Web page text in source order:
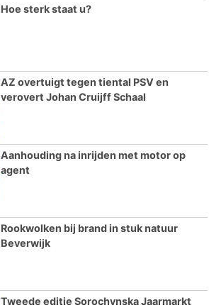
Hoe sterk staat u?
AZ overtuigt tegen tiental PSV en
verovert Johan Cruijff Schaal
Aanhouding na inrijden met motor op
agent
Rookwolken bij brand in stuk natuur
Beverwijk
Tweede editie Sorochynska Jaarmarkt